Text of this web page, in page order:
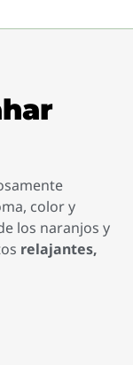
color y
los naranjos y
relajantes,